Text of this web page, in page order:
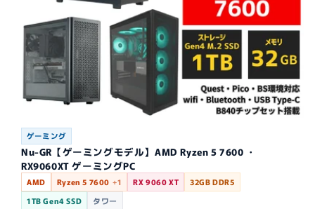
ゲーミング
Nu-GR【ゲーミングモデル】AMD Ryzen 5 7600 ・
RX9060XT ゲーミングPC
AMD Ryzen 5 7600 +1 RX 9060 XT
32GB DDR5
1TB Gen4 SSD
タワー